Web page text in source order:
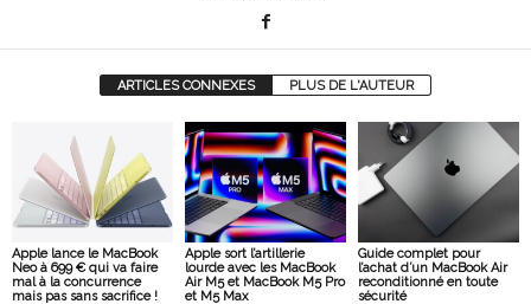
ARTICLES CONNEXES PLUS DE L'AUTEUR
Apple lance le MacBook
Neo à 699 € qui va faire
mal à la concurrence
mais pas sans sacrifice !
Apple sort l’artillerie
lourde avec les MacBook
Air M5 et MacBook M5 Pro
et M5 Max
Guide complet pour
l’achat d’un MacBook Air
reconditionné en toute
sécurité